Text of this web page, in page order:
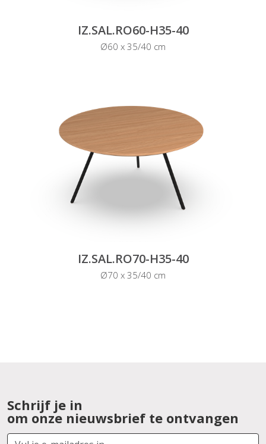
IZ.SAL.RO60-H35-40
Ø60 x 35/40 cm
IZ.SAL.RO70-H35-40
Ø70 x 35/40 cm
Schrijf je in
om onze nieuwsbrief te ontvangen